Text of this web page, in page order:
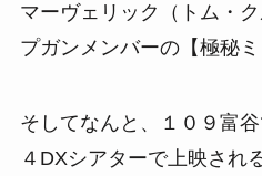
マーヴェリック（トム・
プガンメンバーの【極秘
そしてなんと、１０９富
４DXシアターで上映され